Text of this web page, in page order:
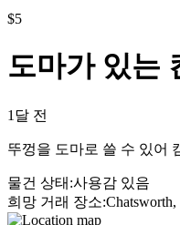
$5
도마가 있는
1달 전
뚜껑을 도마로 쓸 수 있어
물건 상태 :사용감 있음
희망 거래 장소: